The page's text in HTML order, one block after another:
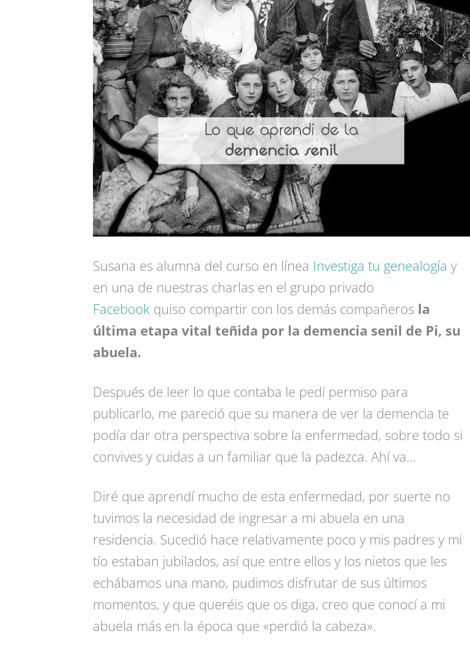
Susana es alumna del curso en línea Investiga tu genealogía y
en una de nuestras charlas en el grupo privado
Facebook quiso compartir con los demás compañeros la
última etapa vital teñida por la demencia senil de Pi, su
abuela.
Después de leer lo que contaba le pedí permiso para
publicarlo, me pareció que su manera de ver la demencia te
podía dar otra perspectiva sobre la enfermedad, sobre todo si
convives y cuidas a un familiar que la padezca. Ahí va…
Diré que aprendí mucho de esta enfermedad, por suerte no
tuvimos la necesidad de ingresar a mi abuela en una
residencia. Sucedió hace relativamente poco y mis padres y mi
tío estaban jubilados, así que entre ellos y los nietos que les
echábamos una mano, pudimos disfrutar de sus últimos
momentos, y que queréis que os diga, creo que conocí a mi
abuela más en la época que «perdió la cabeza».